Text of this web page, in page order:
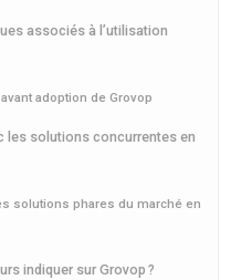
associés à l’utilisation
adoption de Grovop
les solutions concurrentes en
solutions phares du marché en
indiquer sur Grovop ?